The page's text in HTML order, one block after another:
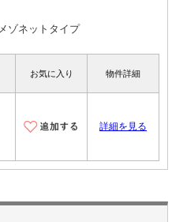
ゾネットタイプ
お気に入り 物件詳細
詳細を見る